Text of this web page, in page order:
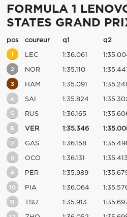
FORMULA 1
STATES GRAND
pos coureur q1 q2
1 LEC 1:36.061
2 NOR 1:35.110 1:35.441
3 HAM 1:35.091
4 SAI 1:35.824
5 RUS 1:36.165
6 VER 1:35.346
7 GAS 1:36.158
8 OCO 1:36.131 1:35.413
9 PER 1:35.989
10 PIA 1:36.064
11 TSU 1:35.913